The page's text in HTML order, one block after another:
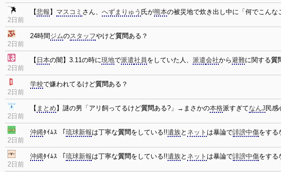
2日前
【悲報 】 マスコミ さん、 へずまりゅう 氏が熊本の被災地で炊き出し中に「何でこんな
2日前
24時間 ジムのスタッフやけど質問ある？
2日前
【 日本の闇】3.11の時に現地で派遣社員 をしていた人、 派遣会社から避難に関する質
2日前
学校で嫌われてるけど質問ある？
2日前
【 まとめ 】謎の男「アリ飼ってるけど質問ある?」→まさかの本格派すぎてなんJ 民感
2日前
沖縄ﾀｲﾑｽ 「 琉球新報は丁寧な質問をしている!!遺族と ネット は暴論で誹謗中傷をする
2日前
沖縄ﾀｲﾑｽ 「 琉球新報は丁寧な質問をしている!!遺族と ネット は暴論で誹謗中傷をする